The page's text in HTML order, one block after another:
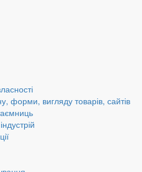
форми, вигляду товарів, сайтів